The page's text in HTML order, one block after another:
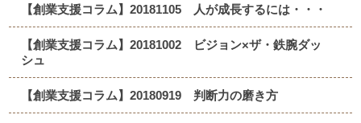
【創業支援コラム】20181105 人が成長するには・・・
【創業支援コラム】20181002 ビジョン×ザ・鉄腕ダッ
シュ
【創業支援コラム】20180919 判断力の磨き方